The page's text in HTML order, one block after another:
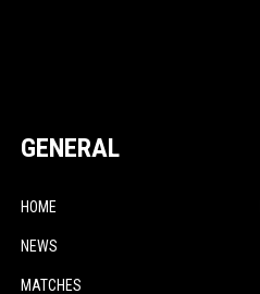
GENERAL
HOME
NEWS
MATCHES